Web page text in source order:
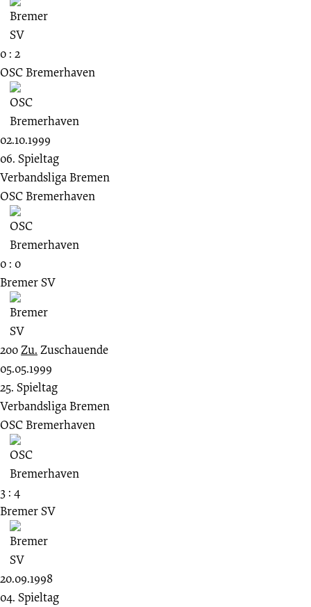
0 : 2
OSC Bremerhaven
02.10.1999
06. Spieltag
Verbandsliga Bremen
OSC Bremerhaven
0 : 0
Bremer SV
200Zu. Zuschauende
05.05.1999
25. Spieltag
Verbandsliga Bremen
OSC Bremerhaven
3 : 4
Bremer SV
20.09.1998
04. Spieltag